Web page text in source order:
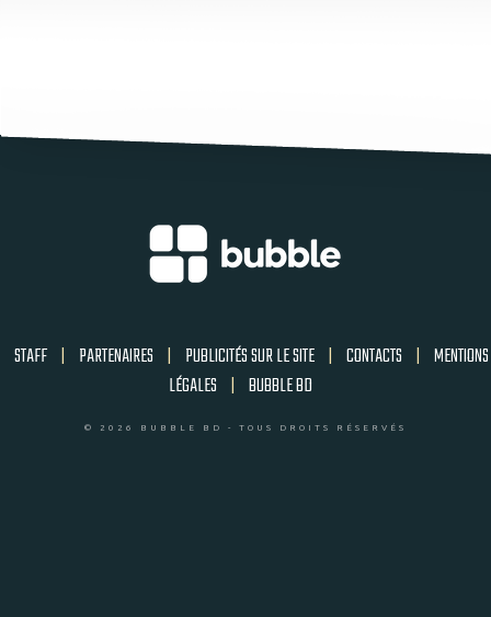
STAFF | PARTENAIRES | PUBLICITÉS SUR LE SITE | CONTACTS | MENTIONS
LÉGALES | BUBBLE BD
© 2026 BUBBLE BD - TOUS DROITS RÉSERVÉS